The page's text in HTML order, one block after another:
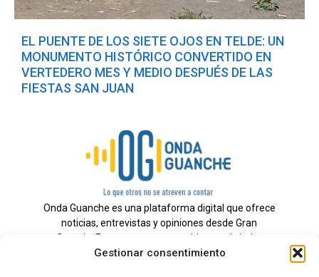
Gestionar consentimiento
EL PUENTE DE LOS SIETE OJOS EN TELDE: UN
MONUMENTO HISTÓRICO CONVERTIDO EN
VERTEDERO MES Y MEDIO DESPUÉS DE LAS
FIESTAS SAN JUAN
Onda Guanche es una plataforma digital que ofrece
noticias, entrevistas y opiniones desde Gran
Canaria. Estamos comprometidos con brindar
información veraz y un periodismo independiente a